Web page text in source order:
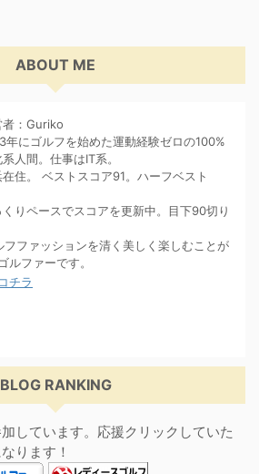
ABOUT ME
者：Guriko
年にゴルフを始めた運動経験ゼロの100%
人間。仕事はIT系。
住。 ベストスコア91。ハーフベスト
くりペースでスコアを更新中。目下90切り
ファッションを清く美しく楽しむことが
ルファーです。
チラ
BLOG RANKING
しています。応援クリックしていた
ります！